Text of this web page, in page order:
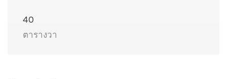
40
ตารางวา